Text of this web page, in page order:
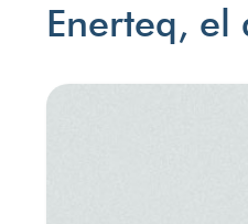
Enerteq, el